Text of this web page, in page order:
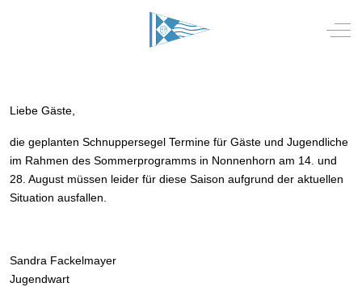
Off-
Liebe Gäste,
die geplanten Schnuppersegel Termine für Gäste und Jugendliche
im Rahmen des Sommerprogramms in Nonnenhorn am 14. und
28. August müssen leider für diese Saison aufgrund der aktuellen
Situation ausfallen.
Sandra Fackelmayer
Jugendwart